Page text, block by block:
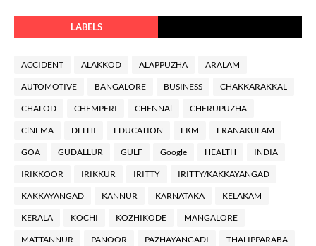
LABELS
ACCIDENT ALAKKOD ALAPPUZHA ARALAM
AUTOMOTIVE BANGALORE BUSINESS CHAKKARAKKAL
CHALOD CHEMPERI CHENNAl CHERUPUZHA
ClNEMA DELHI EDUCATION EKM ERANAKULAM
GOA GUDALLUR GULF Google HEALTH INDIA
IRIKKOOR IRIKKUR IRITTY IRITTY/KAKKAYANGAD
KAKKAYANGAD KANNUR KARNATAKA KELAKAM
KERALA KOCHI KOZHIKODE MANGALORE
MATTANNUR PANOOR PAZHAYANGADI THALIPPARABA